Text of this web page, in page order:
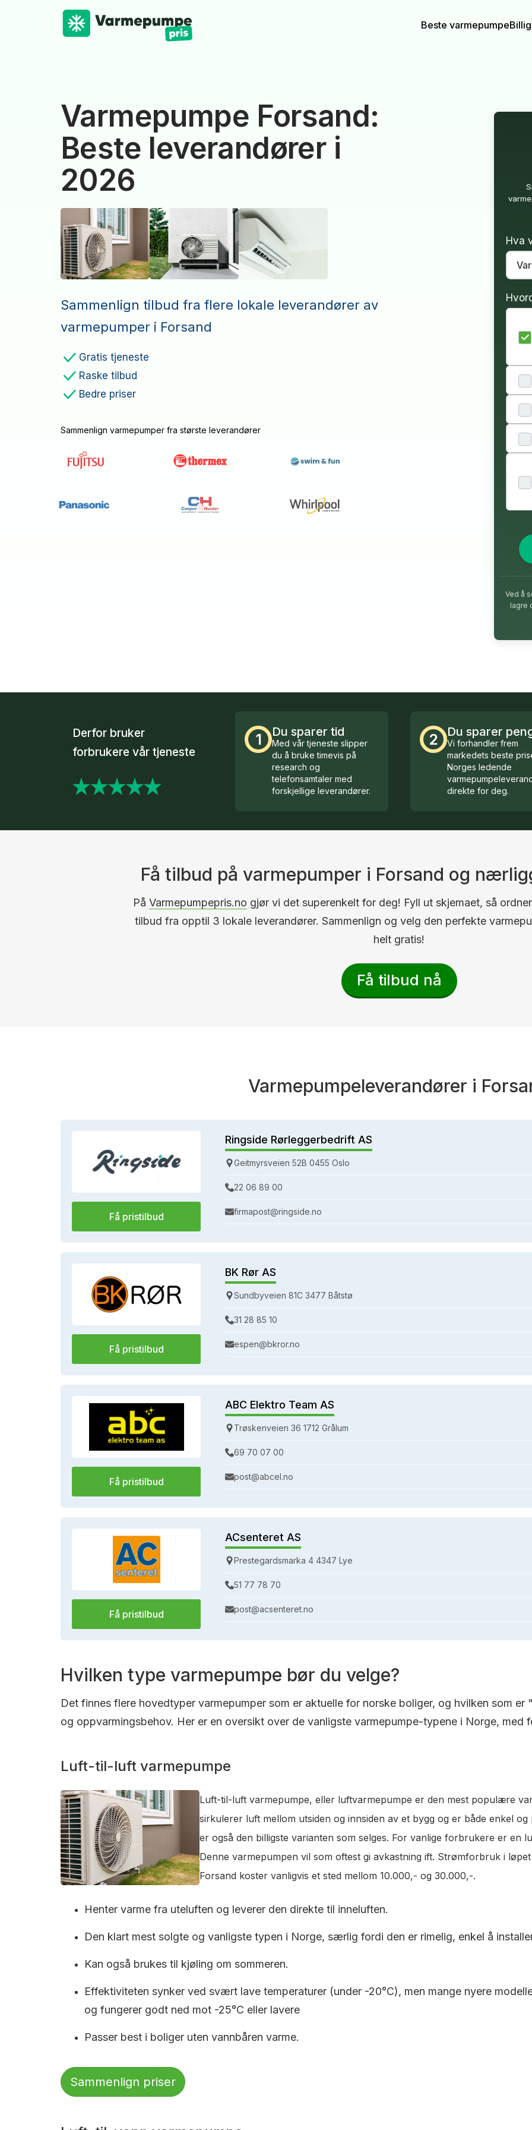
Beste varmepumpe
Varmepumpe Forsand:
Beste leverandører i
2026
Sammenlign tilbud fra flere lokale leverandører av
varmepumper i Forsand
Gratis tjeneste
Raske tilbud
Bedre priser
Sammenlign varmepumper fra største leverandører
Hva
Ved å
lagre
Derfor bruker
forbrukere vår tjeneste
1 Du sparer tid
Med vår tjeneste slipper
du å bruke timevis på
research og
telefonsamtaler med
forskjellige leverandører.
2 Du sparer
Vi forhandler frem
markedets beste
Norges ledende
direkte for deg.
Få tilbud på varmepumper i Forsand og
På Varmepumpepris.no gjør vi det superenkelt for deg! Fyll ut skjemaet, så
tilbud fra opptil 3 lokale leverandører. Sammenlign og velg den perfekte
helt gratis!
Få tilbud nå
Varmepumpeleverandører i
Få pristilbud
Ringside Rørleggerbedrift AS
Geitmyrsveien 52B 0455 Oslo
22 06 89 00
firmapost@ringside.no
Få pristilbud
BK Rør AS
Sundbyveien 81C 3477 Båtstø
31 28 85 10
espen@bkror.no
Få pristilbud
ABC Elektro Team AS
Trøskenveien 36 1712 Grålum
69 70 07 00
post@abcel.no
Få pristilbud
ACsenteret AS
Prestegardsmarka 4 4347 Lye
51 77 78 70
post@acsenteret.no
Hvilken type varmepumpe bør du velge?
Det finnes flere hovedtyper varmepumper som er aktuelle for norske boliger, og hvilken som er
og oppvarmingsbehov. Her er en oversikt over de vanligste varmepumpe-typene i Norge, med
Luft-til-luft varmepumpe
Luft-til-luft varmepumpe, eller luftvarmepumpe er den mest populære
sirkulerer luft mellom utsiden og innsiden av et bygg og er både enkel
er også den billigste varianten som selges. For vanlige forbrukere er en
Denne varmepumpen vil som oftest gi avkastning ift. Strømforbruk i
Forsand koster vanligvis et sted mellom 10.000,- og 30.000,-.
Henter varme fra uteluften og leverer den direkte til inneluften.
Den klart mest solgte og vanligste typen i Norge, særlig fordi den er rimelig, enkel å
Kan også brukes til kjøling om sommeren.
Effektiviteten synker ved svært lave temperaturer (under -20°C), men mange nyere
og fungerer godt ned mot -25°C eller lavere
Passer best i boliger uten vannbåren varme.
Sammenlign priser